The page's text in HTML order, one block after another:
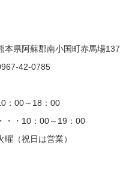
本県阿蘇郡南小国町赤馬場137
42-0785
：00～18：00
・・10：00～19：00
曜（祝日は営業）